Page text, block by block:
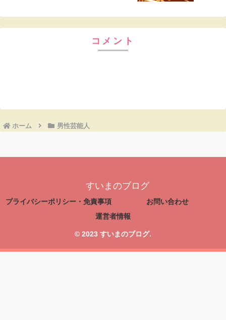
コメント
ホーム 男性芸能人
すいまのブログ
プライバシーポリシー・免責事項
お問い合わせ
運営者情報
© 2023 すいまのブログ.